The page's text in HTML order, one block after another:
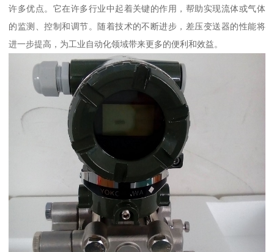
许多优点。它在许多行业中起着关键的作用，帮助实现流体或气体
的监测、控制和调节。随着技术的不断进步，差压变送器的性能将
进一步提高，为工业自动化领域带来更多的便利和效益。